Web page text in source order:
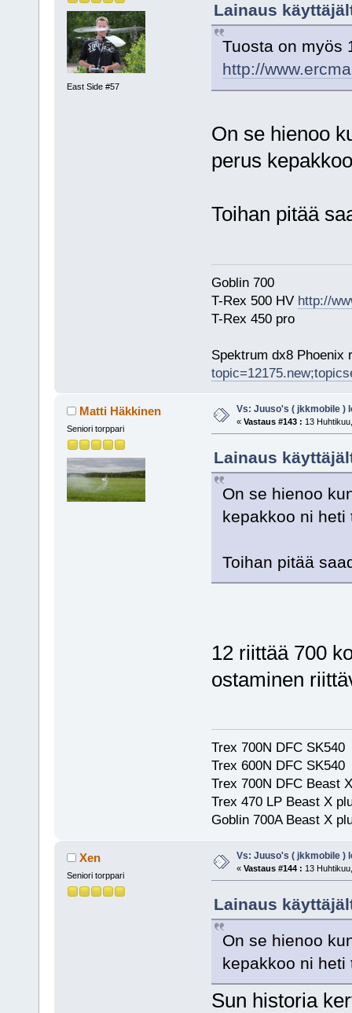
East Side #57
Lainaus
Tuosta on myös
http://
On se hienoo
perus
Toihan pitää
Goblin 700
T-Rex 500 HV http://
T-Rex 450 pro
Spektrum dx8 Phoenix
Matti Häkkinen
Seniori torppari
Vs: Juuso's ( jkkmobile )
« Vastaus #143 : 13
Lainaus
On se hienoo
kepakkoo ni
Toihan pitää
12 riittää 700
ostaminen
Trex 700N DFC SK540
Trex 600N DFC SK540
Trex 700N DFC Beast
Trex 470 LP Beast X
Goblin 700A Beast X
Xen
Seniori torppari
Vs: Juuso's ( jkkmobile )
« Vastaus #144 : 13
Lainaus
On se hienoo
kepakkoo ni
Sun historia